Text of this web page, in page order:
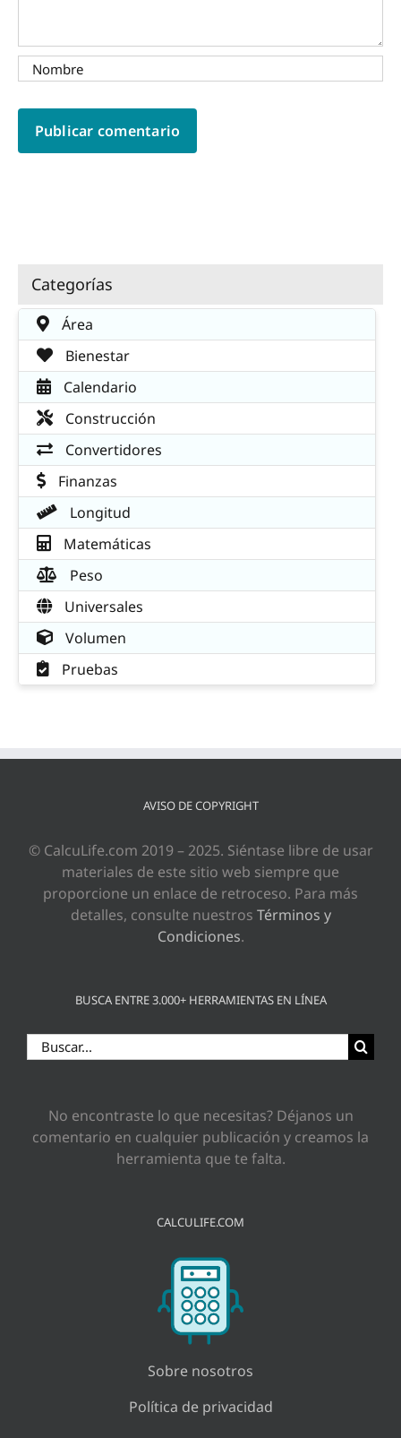
Categorías
Área
Bienestar
Calendario
Construcción
Convertidores
Finanzas
Longitud
Matemáticas
Peso
Universales
Volumen
Pruebas
AVISO DE COPYRIGHT
© CalcuLife.com 2019 – 2025. Siéntase libre de usar
materiales de este sitio web siempre que
proporcione un enlace de retroceso. Para más
detalles, consulte nuestros Términos y
Condiciones.
BUSCA ENTRE 3.000+ HERRAMIENTAS EN LÍNEA
Buscar:
No encontraste lo que necesitas? Déjanos un
comentario en cualquier publicación y creamos la
herramienta que te falta.
CALCULIFE.COM
Sobre nosotros
Política de privacidad